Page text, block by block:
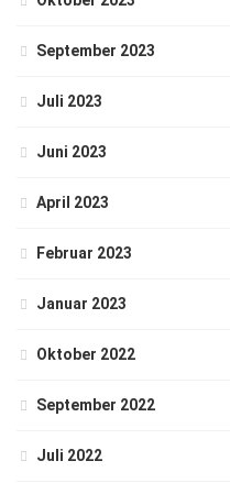
September 2023
Juli 2023
Juni 2023
April 2023
Februar 2023
Januar 2023
Oktober 2022
September 2022
Juli 2022